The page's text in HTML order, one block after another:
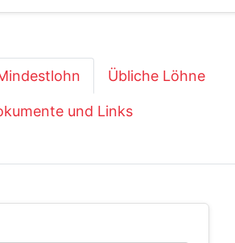
Übliche Löhne
und Links